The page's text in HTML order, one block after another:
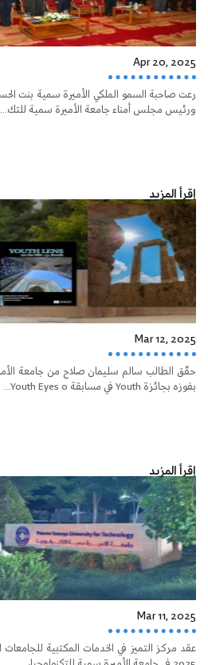
Apr 20, 2025
رعت صاحبة السمو الملكي الأميرة سمية بنت
ورئيس مجلس أمناء جامعة الأميرة سمية للتك...
إقرأ المزيد
Mar 12, 2025
حقّق الطالب سالم سليمان صلاح من جامعة
بفوزه بجائزة Youth في مسابقة Youth Eyes o...
إقرأ المزيد
Mar 11, 2025
عقد مركز التميز في الخدمات المكتبية للجامعات